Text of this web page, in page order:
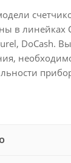
в линейках
DoCash.